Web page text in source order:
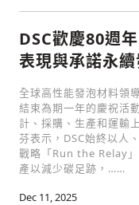
DSC歡慶80週
表現與承諾永
全球高性能發泡材料領
結束為期一年的慶祝活
計、採購、生產和運輸
芬表示，DSC始終以人
戰略「Run the Relay
產以減少碳足跡，……
Dec 11, 2025